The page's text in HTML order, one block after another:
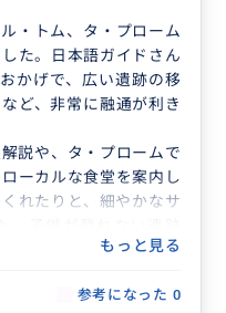
・トム、タ・プローム
た。日本語ガイドさん
かげで、広い遺跡の移
ど、非常に融通が利き
説や、タ・プロームで
ーカルな食堂を案内し
れたりと、細やかなサ
を見ていてくださり、
いですが、ガイドさん
もっと見る
参考になった 0